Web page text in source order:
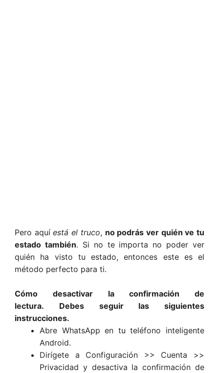
Pero aquíestá el truco, no podrás ver quién ve tu
estado también. Si no te importa no poder ver
quién ha visto tu estado, entonces este es el
método perfecto para ti.
Cómo desactivar la confirmación de
lectura. Debes seguir las siguientes
instrucciones.
Abre WhatsApp en tu teléfono inteligente
Android.
Dirígete a Configuración >> Cuenta >>
Privacidad y desactiva la confirmación de